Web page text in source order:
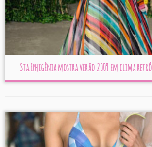
Sta.Ephigênia mostra verão 2009 em clima retrô